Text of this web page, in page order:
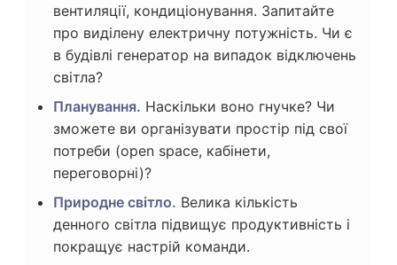
вентиляції, кондиціонування. Запитайте
про виділену електричну потужність. Чи є
в будівлі генератор на випадок відключень
світла?
Планування. Наскільки воно гнучке? Чи
зможете ви організувати простір під свої
потреби (open space, кабінети,
переговорні)?
Природне світло. Велика кількість
денного світла підвищує продуктивність і
покращує настрій команди.